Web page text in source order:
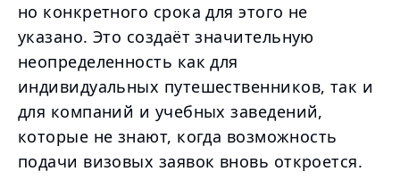
но конкретного срока для этого не
указано. Это создаёт значительную
неопределенность как для
индивидуальных путешественников, так и
для компаний и учебных заведений,
которые не знают, когда возможность
подачи визовых заявок вновь откроется.